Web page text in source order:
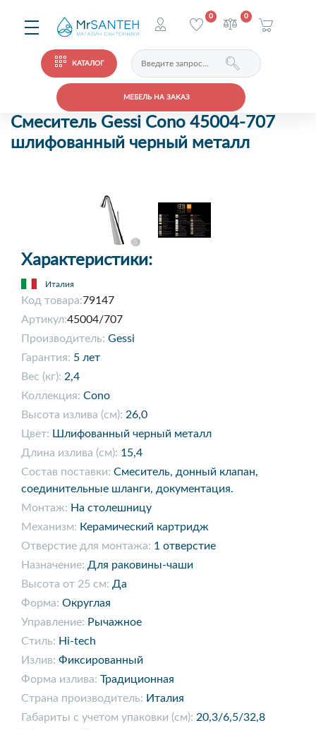
КАТАЛОГ
МЕБЕЛЬ НА ЗАКАЗ
0 0
Смеситель Gessi Cono 45004-707
шлифованный черный металл
Характеристики:
Италия
Код товара:79147
Артикул:45004/707
Производитель: Gessi
Гарантия: 5 лет
Вес (кг): 2,4
Коллекция: Cono
Высота излива (см): 26,0
Цвет: Шлифованный черный металл
Длина излива (см): 15,4
Состав поставки: Смеситель, донный клапан,
соединительные шланги, документация.
Монтаж: На столешницу
Механизм: Керамический картридж
Отверстие для монтажа: 1 отверстие
Назначение: Для раковины-чаши
Высота от 25 см: Да
Форма: Округлая
Управление: Рычажное
Стиль: Hi-tech
Излив: Фиксированный
Форма излива: Традиционная
Страна производитель: Италия
Габариты с учетом упаковки (см): 20,3/6,5/32,8